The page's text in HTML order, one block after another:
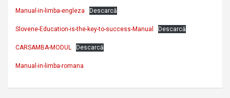
Manual-in-limba-engleza Descarcă
Slovene-Education-is-the-key-to-success-Manual Descarcă
CARSAMBA-MODUL Descarcă
Manual-in-limba-romana